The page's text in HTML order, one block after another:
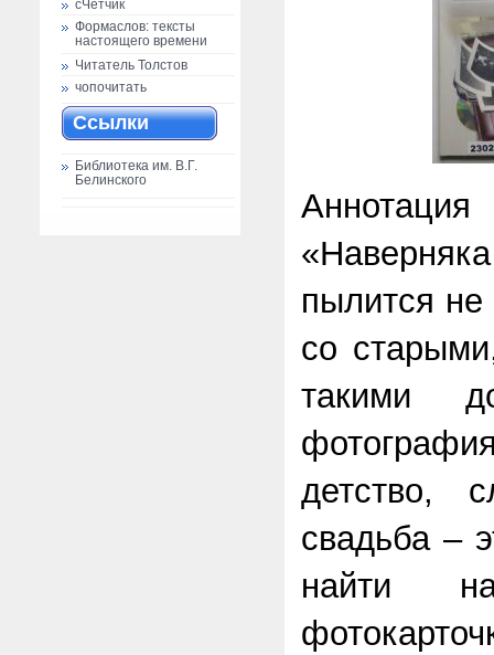
сЧётчик
Формаслов: тексты
настоящего времени
Читатель Толстов
чопочитать
Ссылки
Библиотека им. В.Г.
Белинского
пылится
со
такими
детство,
свадьба –
найти